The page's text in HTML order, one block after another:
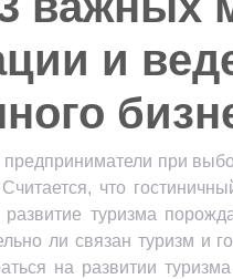
и
при
что
развитие туризма
ли связан туризм и
на развитии